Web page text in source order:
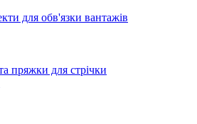
для обв'язки вантажів
пряжки для стрічки